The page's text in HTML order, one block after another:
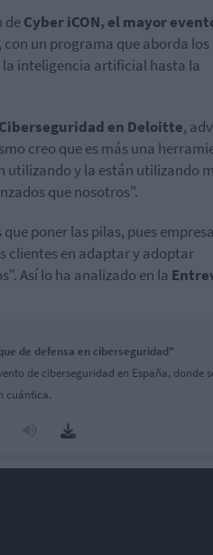
deCyber iCON, el mayor
, con un programa que aborda los
la inteligencia artificial hasta la
en Deloitte,
creo que es más una
utilizando y la están utilizando
que nosotros".
poner las pilas, pues
clientes en adaptar y adoptar
Así lo ha analizado en la
de defensa en ciberseguridad"
de ciberseguridad en España, donde
cuántica.